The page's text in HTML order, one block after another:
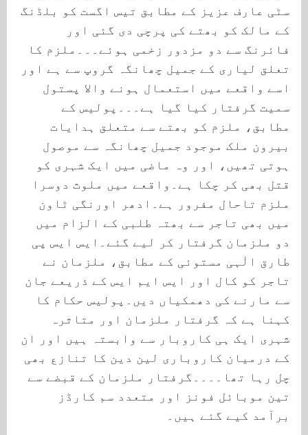
سٹی عارف عزیز کے مطابق تیس اگست کو بلڈنگ
کے مالک کو بھتے کی پرچی دی گئی اور
فائرنگ سے دو مزدور زخمی ہوئے۔۔۔ملزم کا
تعلق لیاری کے جمیل چھانگہ گروپ سے ہے اور
اسے واقعے میں استعمال ہونے والا پستول
سمیت گرفتار کیا گیا ہے۔۔۔پولیس کے
مطابق، ملزم کو بھتے سے متعلق ہدایات
بیرون ملک موجود جمیل چھانگہ سے موصول
ہوتی تھیں، اور وہ ماضی میں ایک شہری کو
قتل بھی کر چکا ہے۔واقعے میں ملوث دوسرا
ملزم تاحال مفرور ہے۔ادھر اورنگی ٹاون
میں بھی تاجر سے بھتہ طلبی کے الزام میں
دو ملزمان گرفتار کر لیے گئے۔ایس ایس پی
طارق الٰہی مستوئی کے مطابق، ملزمان نے
تاجر کو کال اور ایس ایم ایس کے ذریعے جان
سے مارنے کی دھمکیاں دیں۔پولیس حکام کا
کہنا ہے کہ گرفتار ملزمان اور متاثرہ
شہری ایک ہی کاروبار سے وابستہ ہیں اور ان
کے درمیان کاروباری لین دین کا تنازع بھی
چل رہا تھا۔۔۔۔گرفتار ملزمان کے قبضے سے
تین موبائل فونز اور متعدد سم کارڈز
برآمد کیے گئے ہیں۔